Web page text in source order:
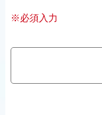
※必須入力